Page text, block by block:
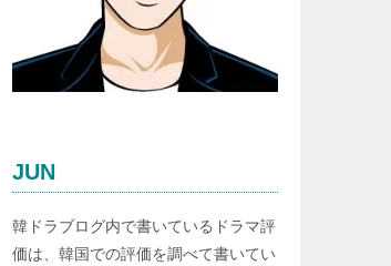
JUN
韓ドラブログ内で書いているドラマ評
価は、韓国での評価を調べて書いてい